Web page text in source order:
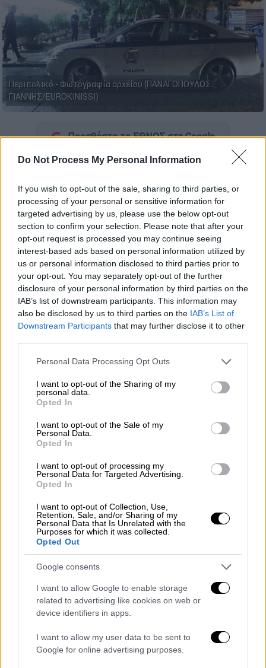
Do Not Process My Personal Information
If you wish to opt-out of the sale, sharing to third parties, or
processing of your personal or sensitive information for
targeted advertising by us, please use the below opt-out
section to confirm your selection. Please note that after your
opt-out request is processed you may continue seeing
interest-based ads based on personal information utilized by
us or personal information disclosed to third parties prior to
your opt-out. You may separately opt-out of the further
disclosure of your personal information by third parties on the
IAB’s list of downstream participants. This information may
also be disclosed by us to third parties on the IAB’s List of
Downstream Participants that may further disclose it to other
Please note that this website/app uses one or more Google
not limited to your visit or usage behaviour. You may click to
grant or deny consent to Google and its third-party tags to
use your data for below specified purposes in below Google
consent section.
Personal Data Processing Opt Outs
I want to opt-out of the Sharing of my
personal data.
Opted In
I want to opt-out of the Sale of my
Personal Data.
Opted In
I want to opt-out of processing my
Personal Data for Targeted Advertising.
Opted In
I want to opt-out of Collection, Use,
Retention, Sale, and/or Sharing of my
Personal Data that Is Unrelated with the
Purposes for which it was collected.
Opted Out
Google consents
I want to allow Google to enable storage
related to advertising like cookies on web or
device identifiers in apps.
I want to allow my user data to be sent to
Google for online advertising purposes.
Περιπολικό - Φωτογραφία αρχείου (ΠΑΝΑΓΟΠΟΥΛΟΣ
ΓΙΑΝΝΗΣ/EUROKINISSI)
Προσθέστε το ΕΘΝΟΣ στη Google
Παρενόχλησε σεξουαλικά μία 20χρονη και
εκείνη, μαζί με το σύντροφό της, τον
πλάκωσαν στο ξύλο.Πρόκειται 43χρονο με
καταγωγή από τηνΑλβανία,ο οποίος
συνελήφθη από τουςαστυνομικούς, τα
ξημερώματα της Παρασκευής 2 Ιουνίου, στη
Θεσσαλονίκη,για προσβολή γενετήσιας
αξιοπρέπειας και εξύβρισησε βάρος
20χρονης και για απειλή εναντίον του
24χρονου συντρόφου της.
ΔΙΑΒΑΣΤΕ ΕΠΙΣΗΣ
02.01.2026 08:42
Δύο σοβαρά τροχαία τα ξημερώματα
στην Αττική - Ένας νεκρός και δύο
Ελλάδα|02.01.2026 11:05
Αγωνία στα Ιωάννινα: Πολύωρη
χειρουργική επέμβαση για τον
εκπυρσοκρότηση όπλου στην
Πρέβεζα
Πιο συγκεκριμένα, ο 43χρονος, ενώ
βρισκόταν σε μπαρ της Θεσσαλονίκης,
παρενόχλησε σεξουαλικά, θώπευσε και όταν
εκείνη αντέδρασε,
έβρισε τη νεαρή κοπέλα
Σύμφωνα με την αστυνομία, η 20χρονη και ο